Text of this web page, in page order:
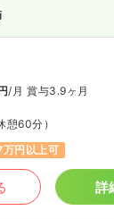
/月 賞与3.9ヶ月
憩60分）
万円以上可
詳